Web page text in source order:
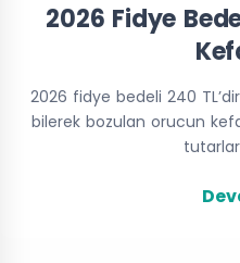
2026 Fidye
2026 fidye bedeli 240
bilerek bozulan orucun